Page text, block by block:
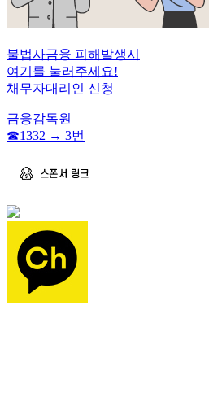
불법사금융 피해발생시
여기를 눌러주세요!
채무자대리인 신청
금융감독원
☎︎1332 → 3번